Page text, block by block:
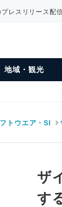
レスリリース配
地域・観光
トウエア・SI
ザ
す